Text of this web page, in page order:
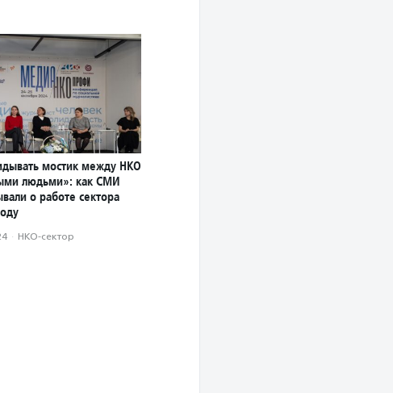
мостик между НКО
людьми»: как СМИ
о работе сектора
· НКО-сектор